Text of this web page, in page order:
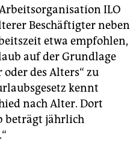
ILO
Beschäftigter neben
etwa empfohlen,
auf der Grundlage
des Alters“ zu
kennt
nach Alter. Dort
beträgt jährlich